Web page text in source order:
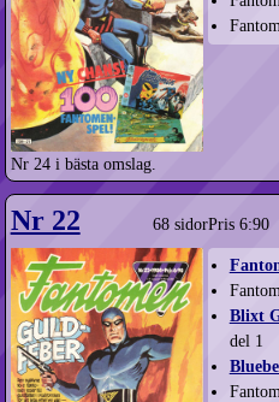
Nr 24 i bästa omslag.
Nr 22 68 sidorPris 6:90
Blixt
del 1